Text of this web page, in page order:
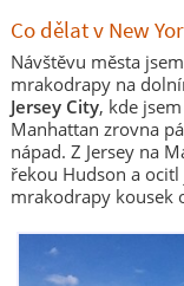
Co dělat v New
Návštěvu města
mrakodrapy na
Jersey City, kde
Manhattan zrovna
nápad. Z Jersey na
řekou Hudson a
mrakodrapy kousek